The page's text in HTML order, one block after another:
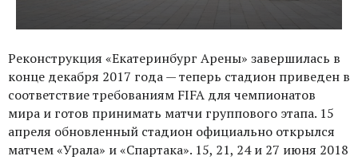
Реконструкция «Екатеринбург Арены» завершилась в
конце декабря 2017 года — теперь стадион приведен в
соответствие требованиям FIFA для чемпионатов
мира и готов принимать матчи группового этапа. 15
апреля обновленный стадион официально открылся
матчем «Урала» и «Спартака». 15, 21, 24 и 27 июня 2018